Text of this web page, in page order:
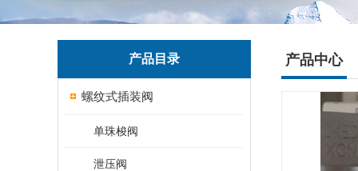
产品目录
螺纹式插装阀
单珠梭阀
泄压阀
产品中心